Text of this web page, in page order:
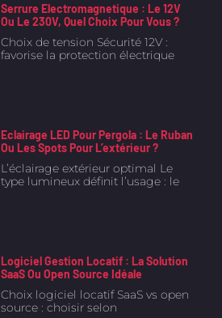
Serrure Electromagnetique : Le 12V
Ou Le 230V, Quel Choix Pour Vous ?
Choix de tension Sécurité 12V :
favorise la protection électrique
Eclairage LED Pour Pergola : Le Ruban
Ou Les Spots Pour L’extérieur ?
L’éclairage extérieur optimal Le
type lumineux définit l’usage : le
Logiciel Gestion Locatif : La Solution
SaaS Ou Open Source Idéale
Choix logiciel locatif SaaS vs open
source : choisir selon